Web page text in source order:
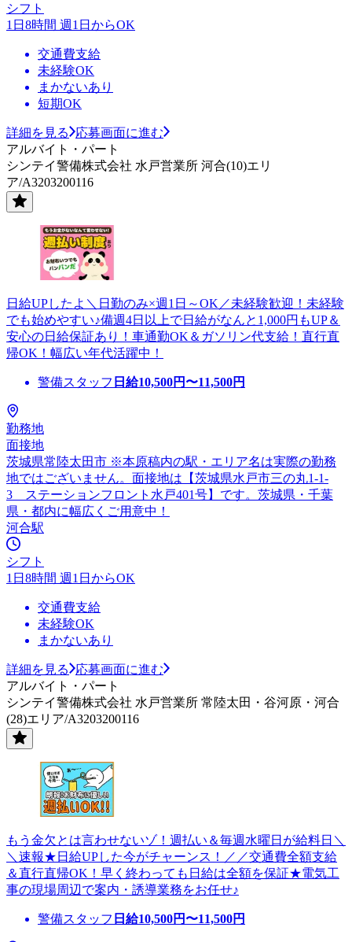
シフト
1日8時間 週1日からOK
交通費支給
未経験OK
まかないあり
短期OK
詳細を見る
応募画面に進む
アルバイト・パート
シンテイ警備株式会社 水戸営業所 河合(10)エリ
ア/A3203200116
日給UPしたよ＼日勤のみ×週1日～OK／未経験歓迎！未経験
でも始めやすい♪備週4日以上で日給がなんと1,000円もUP＆
安心の日給保証あり！車通勤OK＆ガソリン代支給！直行直
帰OK！幅広い年代活躍中！
警備スタッフ 日給10,500円〜11,500円
勤務地
面接地
茨城県常陸太田市 ※本原稿内の駅・エリア名は実際の勤務
地ではございません。面接地は【茨城県水戸市三の丸1-1-
3 ステーションフロント水戸401号】です。茨城県・千葉
県・都内に幅広くご用意中！
河合駅
シフト
1日8時間 週1日からOK
交通費支給
未経験OK
まかないあり
詳細を見る
応募画面に進む
アルバイト・パート
シンテイ警備株式会社 水戸営業所 常陸太田・谷河原・河合
(28)エリア/A3203200116
もう金欠とは言わせないゾ！週払い＆毎週水曜日が給料日＼
＼速報★日給UPした今がチャーンス！／／交通費全額支給
＆直行直帰OK！早く終わっても日給は全額を保証★電気工
事の現場周辺で案内・誘導業務をお任せ♪
警備スタッフ 日給10,500円〜11,500円